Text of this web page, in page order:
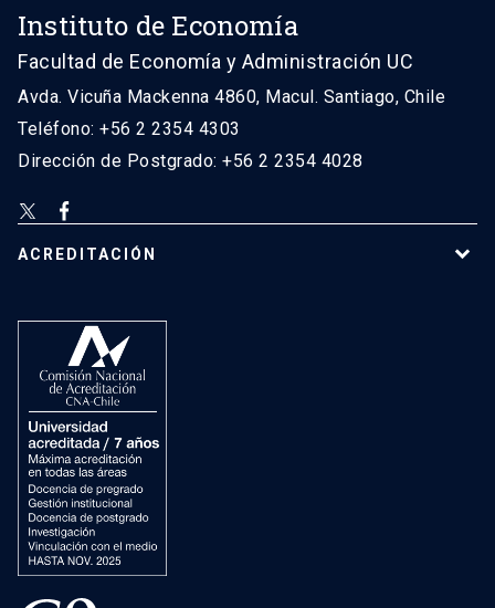
Instituto de Economía
Facultad de Economía y Administración UC
Avda. Vicuña Mackenna 4860, Macul. Santiago, Chile
Teléfono: +56 2 2354 4303
Dirección de Postgrado: +56 2 2354 4028
ACREDITACIÓN